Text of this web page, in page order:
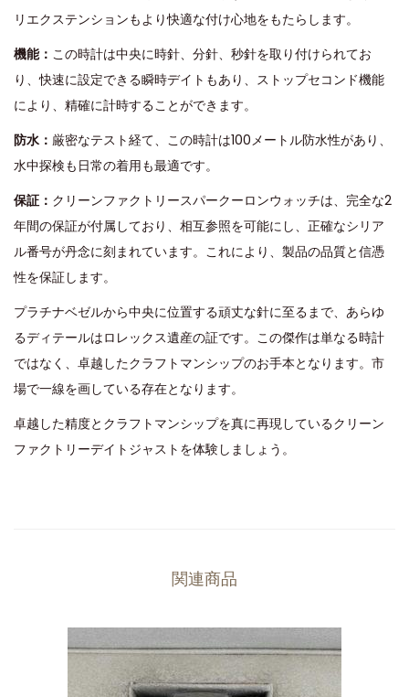
リエクステンションもより快適な付け心地をもたらします。
機能： この時計は中央に時針、分針、秒針を取り付けられてお
り、快速に設定できる瞬時デイトもあり、ストップセコンド機能
により、精確に計時することができます。
防水： 厳密なテスト経て、この時計は100メートル防水性があり、
水中探検も日常の着用も最適です。
保証： クリーンファクトリースパークーロンウォッチは、完全な2
年間の保証が付属しており、相互参照を可能にし、正確なシリア
ル番号が丹念に刻まれています。これにより、製品の品質と信憑
性を保証します。
プラチナベゼルから中央に位置する頑丈な針に至るまで、あらゆ
るディテールはロレックス遺産の証です。この傑作は単なる時計
ではなく、卓越したクラフトマンシップのお手本となります。市
場で一線を画している存在となります。
卓越した精度とクラフトマンシップを真に再現しているクリーン
ファクトリーデイトジャストを体験しましょう。
関連商品